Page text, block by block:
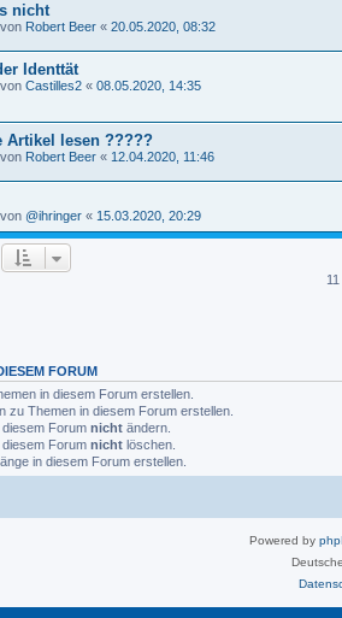
nicht
Robert Beer « 20.05.2020, 08:32
Identtät
Castilles2 « 08.05.2020, 14:35
Artikel lesen ?????
Robert Beer « 12.04.2020, 11:46
@ihringer « 15.03.2020, 20:29
FORUM
in diesem Forum erstellen.
zu Themen in diesem Forum erstellen.
Forum nicht ändern.
Forum nicht löschen.
in diesem Forum erstellen.
Powered by